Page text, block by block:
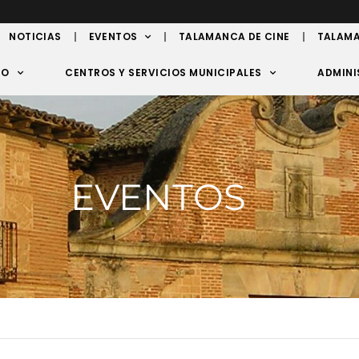
NOTICIAS
EVENTOS TALAMANCA DE CINE
CENTROS Y SERVICIOS MUNICIPALES
EVENTOS